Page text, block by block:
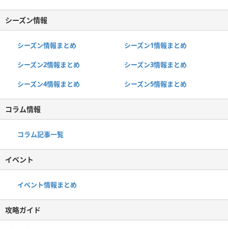
シーズン情報
シーズン情報まとめ シーズン1情報まとめ
シーズン2情報まとめ シーズン3情報まとめ
シーズン4情報まとめ シーズン5情報まとめ
コラム情報
コラム記事一覧
イベント
イベント情報まとめ
攻略ガイド